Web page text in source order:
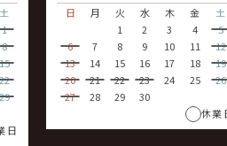
土
1
8
日
日
月 火 水 木 金
土
1
2 3 4
5
6
7 8 9 10 11
12
13
14 15 16 17 18
19
20
21 22 23 24 25
26
27
28 29
30
休業